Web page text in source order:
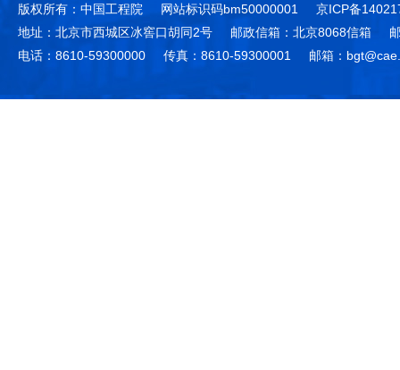
版权所有：中国工程院 网站标识码bm50000001
京ICP备
地址：北京市西城区冰窖口胡同2号
邮政信箱：北京8068信箱
电话：8610-59300000
传真：8610-59300001 邮箱：